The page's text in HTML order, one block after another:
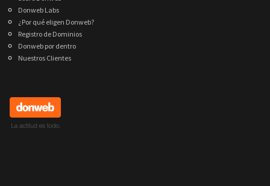
Donweb Labs
¿Por qué eligen Donweb?
Registro de Dominios
Donweb por dentro
Nuestros Clientes